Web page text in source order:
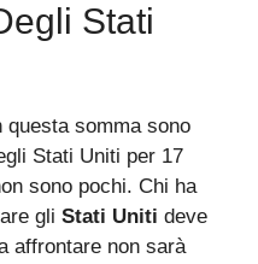
Stati
somma sono
Stati Uniti per 17
sono pochi. Chi ha
gli Stati Uniti deve
affrontare non sarà